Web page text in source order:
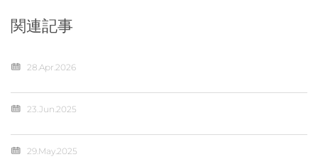
関連記事
28.Apr.2026
23.Jun.2025
29.May.2025